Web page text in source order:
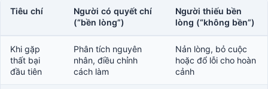
Tiêu chí
Người có quyết chí
(“bền lòng”)
Người thiếu bền
lòng (“không bền”)
Khi gặp
thất bại
đầu tiên
Phân tích nguyên
nhân, điều chỉnh
cách làm
Nản lòng, bỏ cuộc
hoặc đổ lỗi cho hoàn
cảnh